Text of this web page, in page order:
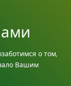
о том,
Вашим